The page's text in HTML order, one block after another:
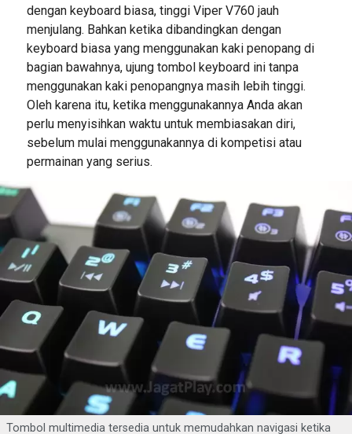
dengan keyboard biasa, tinggi Viper V760 jauh
menjulang. Bahkan ketika dibandingkan dengan
keyboard biasa yang menggunakan kaki penopang di
bagian bawahnya, ujung tombol keyboard ini tanpa
menggunakan kaki penopangnya masih lebih tinggi.
Oleh karena itu, ketika menggunakannya Anda akan
perlu menyisihkan waktu untuk membiasakan diri,
sebelum mulai menggunakannya di kompetisi atau
permainan yang serius.
Tombol multimedia tersedia untuk memudahkan navigasi ketika